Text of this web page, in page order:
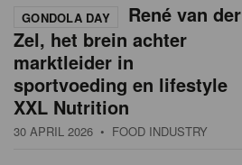
c
h
GONDOLA DAY
René van der
Zel, het brein achter
marktleider in
sportvoeding en lifestyle
XXL Nutrition
30 APRIL 2026 • FOOD INDUSTRY